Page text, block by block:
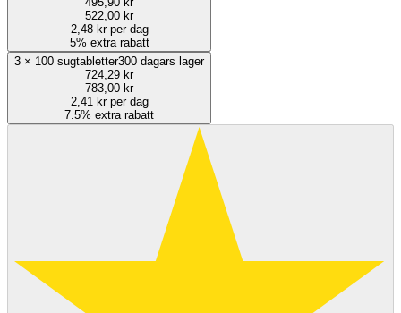
522,00 kr
2,48 kr per dag
5% extra rabatt
3 × 100 sugtabletter300 dagars lager
724,29 kr
783,00 kr
2,41 kr per dag
7.5% extra rabatt